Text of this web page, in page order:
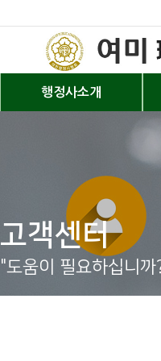
행정사소개
고객센터
"도움이 필요하십니